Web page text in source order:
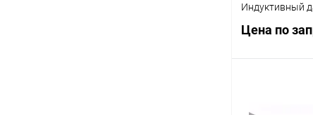
Индуктивный
Цена по